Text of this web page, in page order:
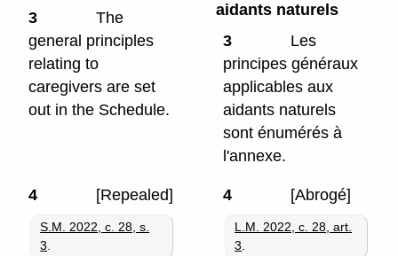
3
The
general principles
relating to
caregivers are set
out in the Schedule.
aidants naturels
3
Les
principes généraux
applicables aux
aidants naturels
sont énumérés à
l'annexe.
4 [Repealed]
S.M. 2022, c. 28, s.
3
4 [Abrogé]
L.M. 2022, c. 28, art.
3